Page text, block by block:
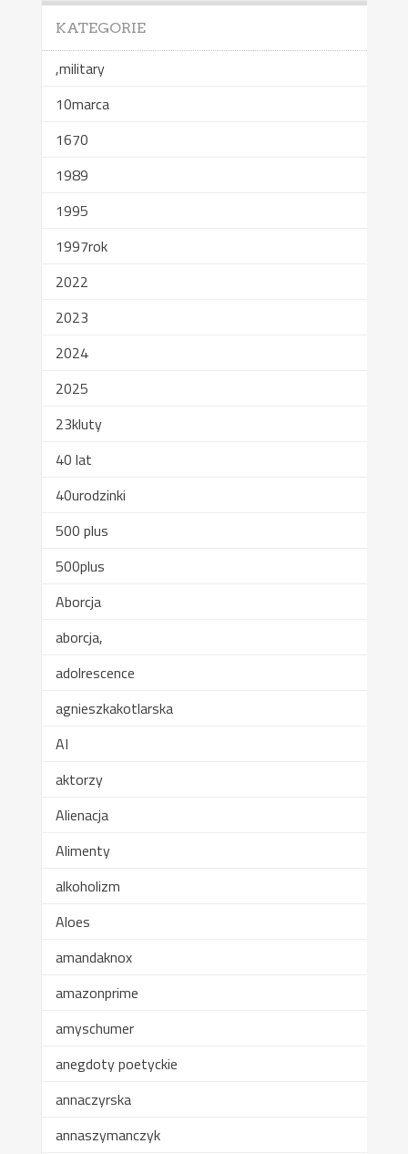
KATEGORIE
,military
10marca
1670
1989
1995
1997rok
2022
2023
2024
2025
23kluty
40 lat
40urodzinki
500 plus
500plus
Aborcja
aborcja,
adolrescence
agnieszkakotlarska
AI
aktorzy
Alienacja
Alimenty
alkoholizm
Aloes
amandaknox
amazonprime
amyschumer
anegdoty poetyckie
annaczyrska
annaszymanczyk